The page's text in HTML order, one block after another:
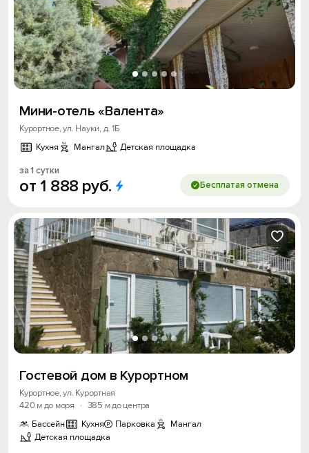
Мини-отель «Валента»
Курортное, ул. Науки, д. 1Б
Кухня
Мангал Детская площадка
за 1 сутки
от 1 888 руб. Бесплатая отмена
Гостевой дом в Курортном
Курортное, ул. Курортная
420 м до моря
· 385 м до центра
Бассейн
Кухня Парковка
Мангал
Детская площадка